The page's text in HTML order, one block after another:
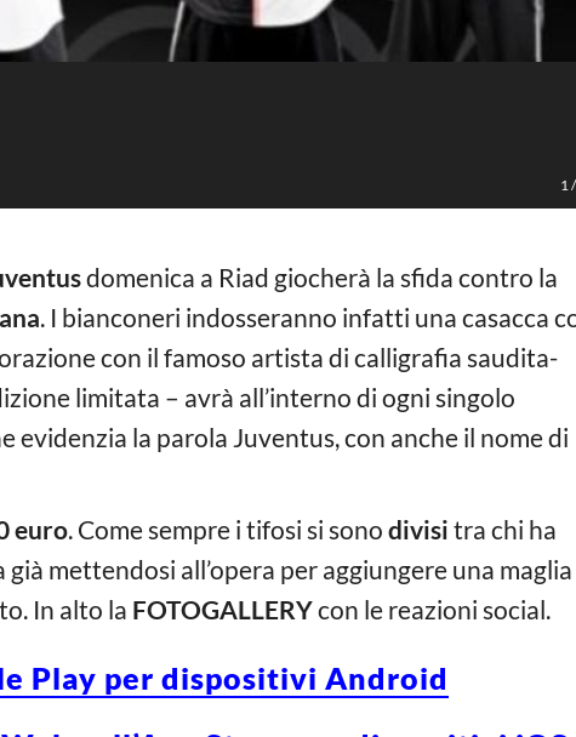
1/
domenica a Riad giocherà la sfida contro la
. I bianconeri indosseranno infatti una casacca
con il famoso artista di calligrafia saudita-
limitata – avrà all’interno di ogni singolo
la parola Juventus, con anche il nome di
euro. Come sempre i tifosi si sono divisi tra chi ha
mettendosi all’opera per aggiungere una maglia
In alto la FOTOGALLERYcon le reazioni social.
Play per dispositivi Android